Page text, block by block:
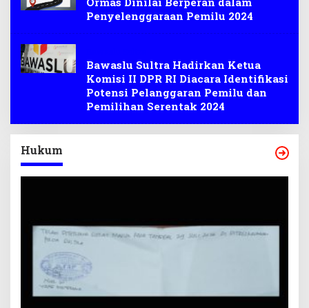
Penyelenggaraan Pemilu 2024
Bawaslu Sultra Hadirkan Ketua
Komisi II DPR RI Diacara Identifikasi
Potensi Pelanggaran Pemilu dan
Pemilihan Serentak 2024
Hukum